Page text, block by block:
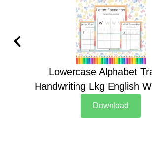
Lowercase Alphabet
Handwriting Lkg English
Download